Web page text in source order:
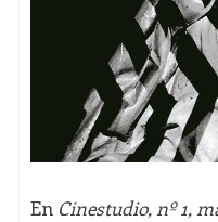
En Cinestudio, nº 1,